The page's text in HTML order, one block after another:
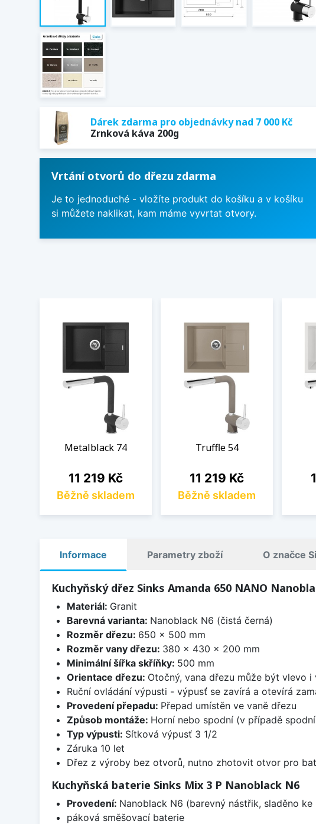
Dárek zdarma pro objednávky nad 7 000 Kč
Zrnková káva 200g
Vrtání otvorů do dřezu zdarma
Je to jednoduché - vložíte produkt do košíku a v košíku
si můžete naklikat, kam máme vyvrtat otvory.
Metalblack 74
Cena
11 219 Kč
Běžně skladem
Truffle 54
Cena
11 219 Kč
Běžně skladem
Informace Parametry zboží O značce
Kuchyňský dřez Sinks Amanda 650 NANO
Materiál: Granit
Barevná varianta: Nanoblack N6 (čistá černá)
Rozměr dřezu: 650 x 500 mm
Rozměr vany dřezu: 380 x 430 x 200 mm
Minimální šířka skříňky: 500 mm
Orientace dřezu: Otočný, vana dřezu může být vlevo i
Ruční ovládání výpusti - výpusť se zavírá a otevírá
Provedení přepadu: Přepad umístěn ve vaně dřezu
Způsob montáže: Horní nebo spodní (v případě
Typ výpusti: Sítková výpusť 3 1/2
Záruka 10 let
Dřez z výroby bez otvorů, nutno zhotovit otvor pro
Kuchyňská baterie Sinks Mix 3 P Nanoblack N6
Provedení: Nanoblack N6 (barevný nástřik, sladěno
páková směšovací baterie